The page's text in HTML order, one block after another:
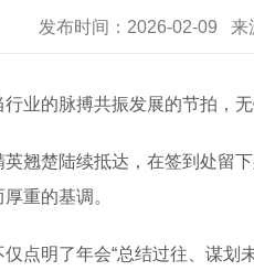
发布时间：2026-02-09 来
的脉搏共振发展的节拍，无
楚陆续抵达，在签到处留
重的基调。
明了年会“总结过往、谋划